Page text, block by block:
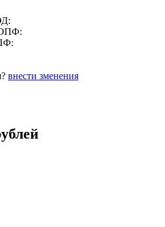
внести зменения